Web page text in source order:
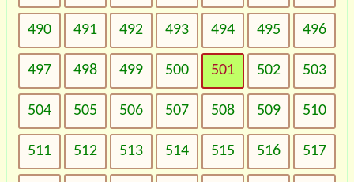
490 491 492 493 494 495 496
497 498 499 500 501 502 503
504 505 506 507 508 509 510
511 512 513 514 515 516 517